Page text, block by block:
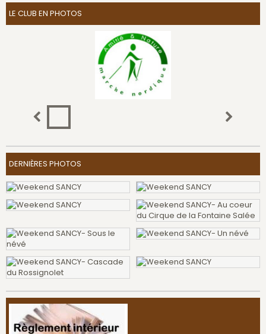
LE CLUB EN PHOTOS
DERNIÈRES PHOTOS